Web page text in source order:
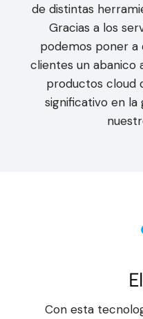
de distintas
Gracias a los
podemos poner a
clientes un abanico
productos cloud
significativo en
Con esta